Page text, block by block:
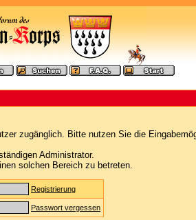
zugänglich. Bitte nutzen Sie die
Administrator.
solchen Bereich zu betreten.
Registrierung
Passwort vergessen